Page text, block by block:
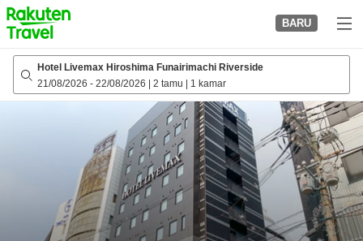
to
top
page
BARU
Hotel Livemax Hiroshima Funairimachi Riverside
21/08/2026 - 22/08/2026 2 tamu 1 kamar